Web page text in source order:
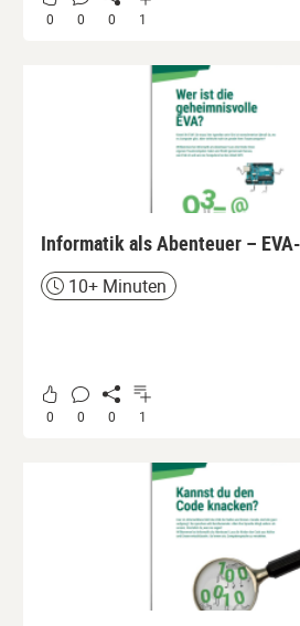
0 0 0 1
Informatik als Abenteuer –
Zeit10+ Minuten
0 0 0 1